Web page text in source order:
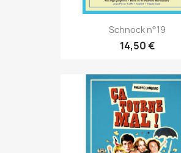
Schnock n°19
14,50 €